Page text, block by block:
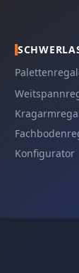
Konfigurator